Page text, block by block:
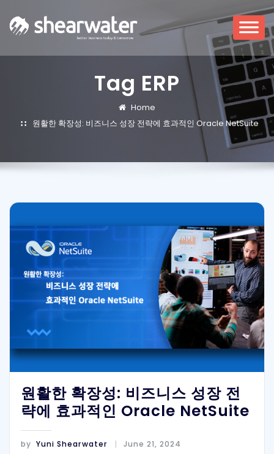
Tag ERP
Home
원활한 확장성: 비즈니스 성장 전략에 효과적인 Oracle NetSuite
원활한 확장성: 비즈니스 성장 전
략에 효과적인 Oracle NetSuite
by Yuni Shearwater June 21, 2024